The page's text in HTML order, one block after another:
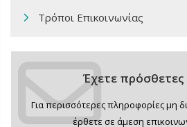
Τρόποι Επικοινωνίας
Έχετε πρόσθετες
Για περισσότερες πληροφορίες μη
έρθετε σε άμεση